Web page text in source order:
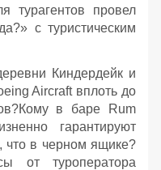
турагентов провел
с туристическим
Киндердейк и
Aircraft вплоть до
в баре Rum
гарантируют
что в черном ящике?
от туроператора